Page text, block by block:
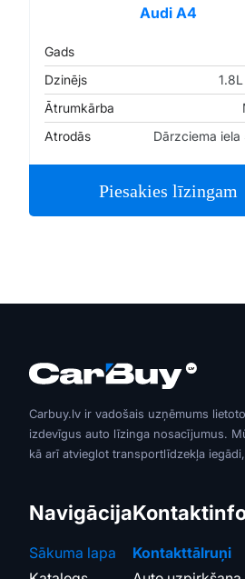
Audi A4
Gads
Dzinējs
Ātrumkārba
Atrodās
Dārzciema iela
Piesakies līzingam
Carbuy.lv ir vadošais uzņēmums
izdevīgus auto līzinga nosacījumus.
kā arī atvieglot transportlīdzekļa
Navigācija
Sākuma lapa
Kontakttālruņi